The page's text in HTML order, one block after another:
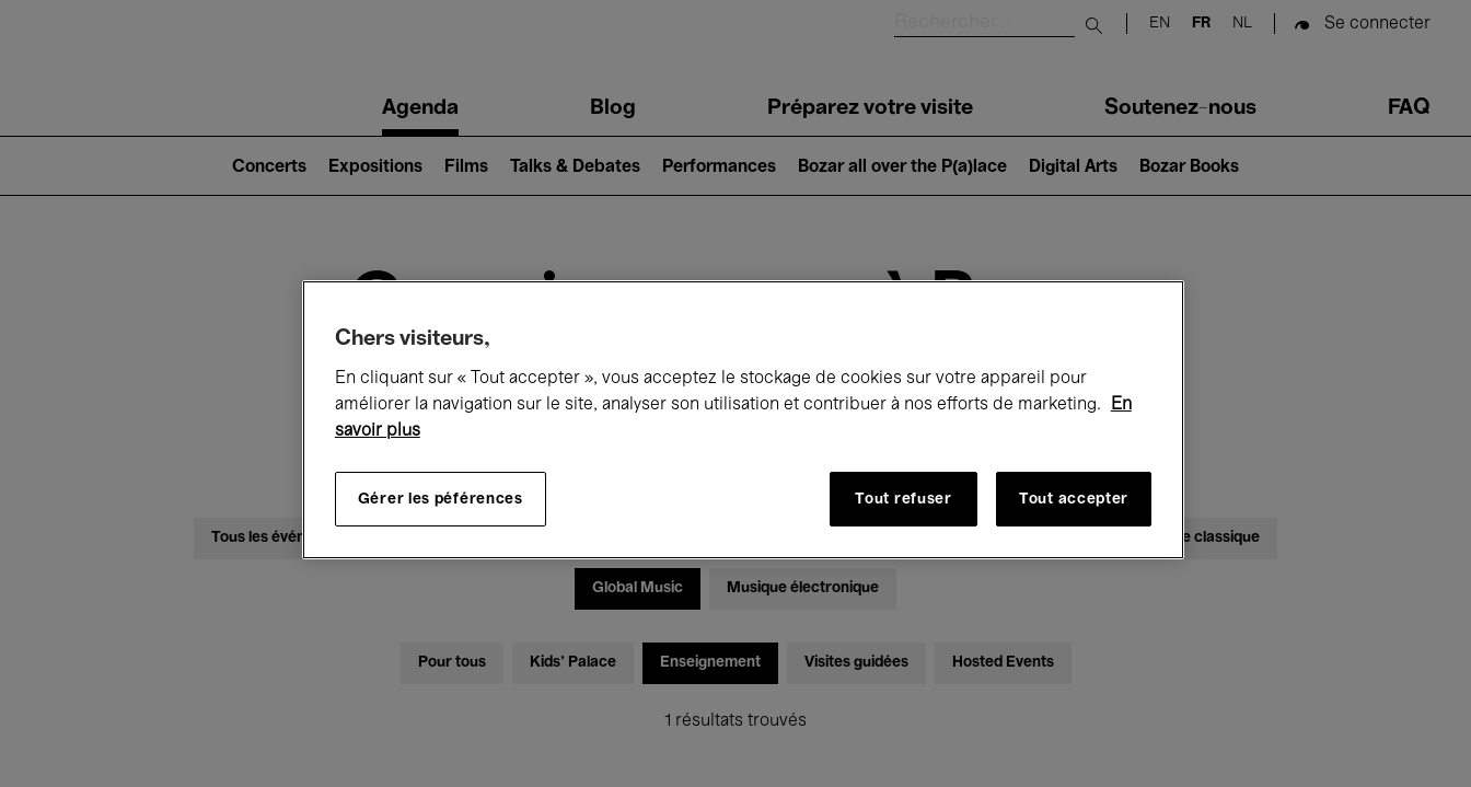
Submit search
EN FR NL Se connecter
navigationAgenda Blog Préparez votre visite Soutenez-nous FAQ
2)
Concerts Expositions Films Talks & Debates Performances Bozar all over the P(a)lace Digital Arts Bozar Books
Ce qui se passe à Bozar
Aujourd'hui Prochains 7 jours Novembre
Dimanche 01 - Lundi 30 Novembre 2026
Tous les événements Musique classique
Global Music Musique électronique
Pour tous Kids’ Palace Enseignement Visites guidées Hosted Events
1 résultats trouvés
Chers visiteurs,
En cliquant sur « Tout accepter », vous acceptez le stockage de cookies sur votre appareil pour
améliorer la navigation sur le site, analyser son utilisation et contribuer à nos efforts de marketing.
En
savoir plus
Gérer les péférences Tout refuser Tout accepter